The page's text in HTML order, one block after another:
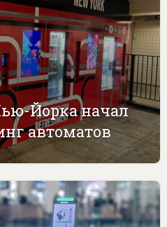
Йорка начал
автоматов